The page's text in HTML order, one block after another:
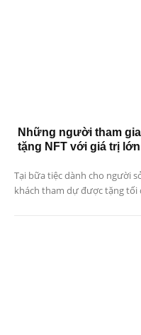
Những người tham
tặng NFT với giá trị lớn
Tại bữa tiệc dành cho người
khách tham dự được tặng tối